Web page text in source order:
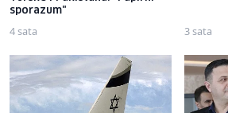
sporazum"
4 sata 3 sata